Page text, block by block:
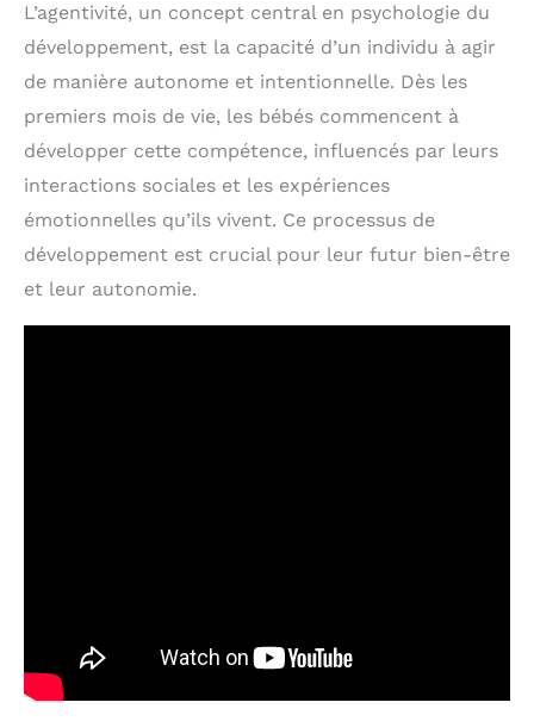
L’agentivité, un concept central en psychologie du
développement, est la capacité d’un individu à agir
de manière autonome et intentionnelle. Dès les
premiers mois de vie, les bébés commencent à
développer cette compétence, influencés par leurs
interactions sociales et les expériences
émotionnelles qu’ils vivent. Ce processus de
développement est crucial pour leur futur bien-être
et leur autonomie.